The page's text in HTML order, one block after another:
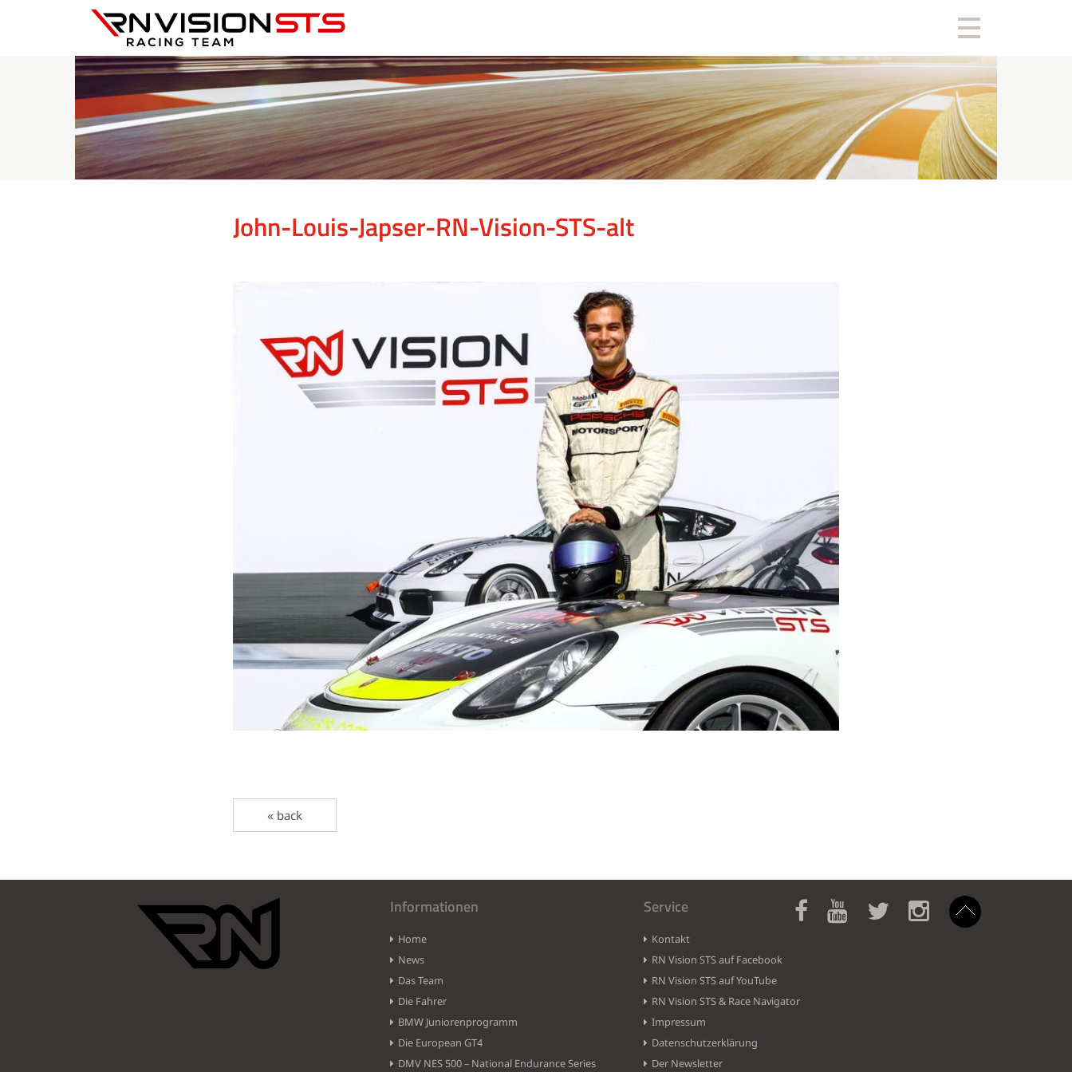
RN Vision STS
John-Louis-Japser-RN-Vision-STS-alt
« back
Informationen
Home
News
Das Team
Die Fahrer
BMW Juniorenprogramm
Die European GT4
DMV NES 500 – National Endurance Series
Service
Kontakt
RN Vision STS auf Facebook
RN Vision STS auf YouTube
RN Vision STS & Race Navigator
Impressum
Datenschutzerklärung
Der Newsletter